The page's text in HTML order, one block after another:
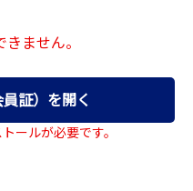
ません。
証）を開く
ールが必要です。